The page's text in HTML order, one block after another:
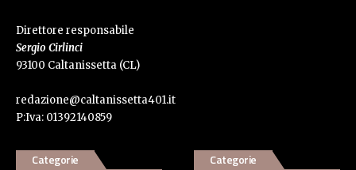
Direttore responsabile
Sergio Cirlinci
93100 Caltanissetta (CL)
redazione@caltanissetta401.it
P:Iva: 01392140859
Categorie Categorie